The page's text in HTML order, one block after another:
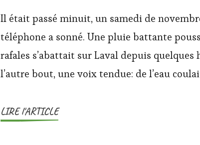
Il était passé minuit, un samedi de
téléphone a sonné. Une pluie battante
rafales s’abattait sur Laval depuis quelques
l’autre bout, une voix tendue: de l’eau
LIRE l'ARTICLE